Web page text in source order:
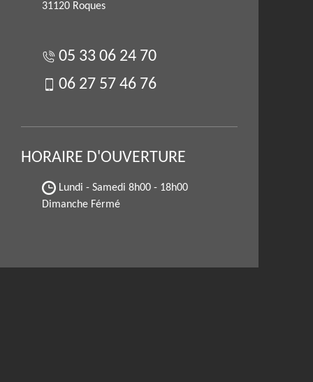
31120 Roques
05 33 06 24 70
06 27 57 46 76
HORAIRE D'OUVERTURE
Lundi - Samedi 8h00 - 18h00
Dimanche Férmé